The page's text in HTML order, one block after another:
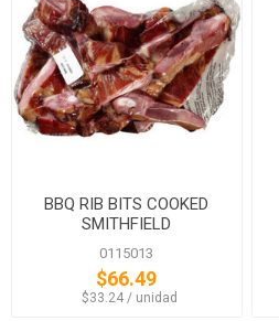
BBQ RIB BITS COOKED
SMITHFIELD
0115013
$66.49
‏‏‎ ‎‏‏‎ ‎$33.24 / unidad